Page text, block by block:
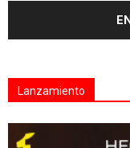
Lanzamiento